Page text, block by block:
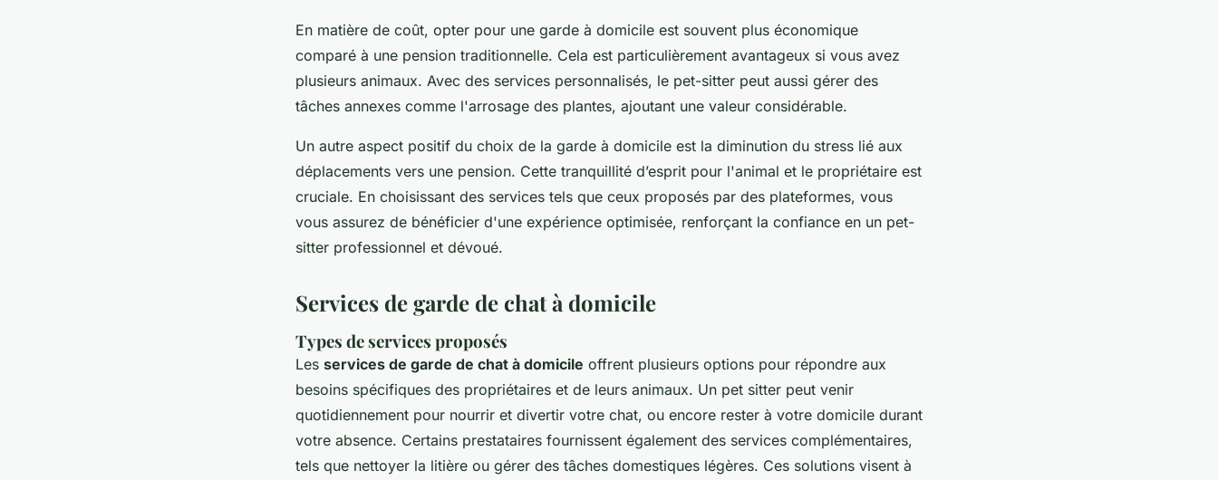
En matière de coût, opter pour une garde à domicile est souvent plus économique
comparé à une pension traditionnelle. Cela est particulièrement avantageux si vous avez
plusieurs animaux. Avec des services personnalisés, le pet-sitter peut aussi gérer des
tâches annexes comme l'arrosage des plantes, ajoutant une valeur considérable.
Un autre aspect positif du choix de la garde à domicile est la diminution du stress lié aux
déplacements vers une pension. Cette tranquillité d’esprit pour l'animal et le propriétaire est
cruciale. En choisissant des services tels que ceux proposés par des plateformes, vous
vous assurez de bénéficier d'une expérience optimisée, renforçant la confiance en un pet-
sitter professionnel et dévoué.
Services de garde de chat à domicile
Types de services proposés
Les services de garde de chat à domicile offrent plusieurs options pour répondre aux
besoins spécifiques des propriétaires et de leurs animaux. Un pet sitter peut venir
quotidiennement pour nourrir et divertir votre chat, ou encore rester à votre domicile durant
votre absence. Certains prestataires fournissent également des services complémentaires,
tels que nettoyer la litière ou gérer des tâches domestiques légères. Ces solutions visent à